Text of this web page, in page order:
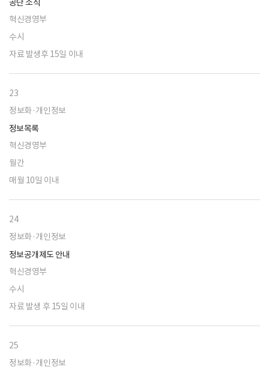
공단 소식
혁신경영부
수시
자료 발생후 15일 이내
23
정보화·개인정보
정보목록
혁신경영부
월간
매월 10일 이내
24
정보화·개인정보
정보공개제도 안내
혁신경영부
수시
자료 발생 후 15일 이내
25
정보화·개인정보